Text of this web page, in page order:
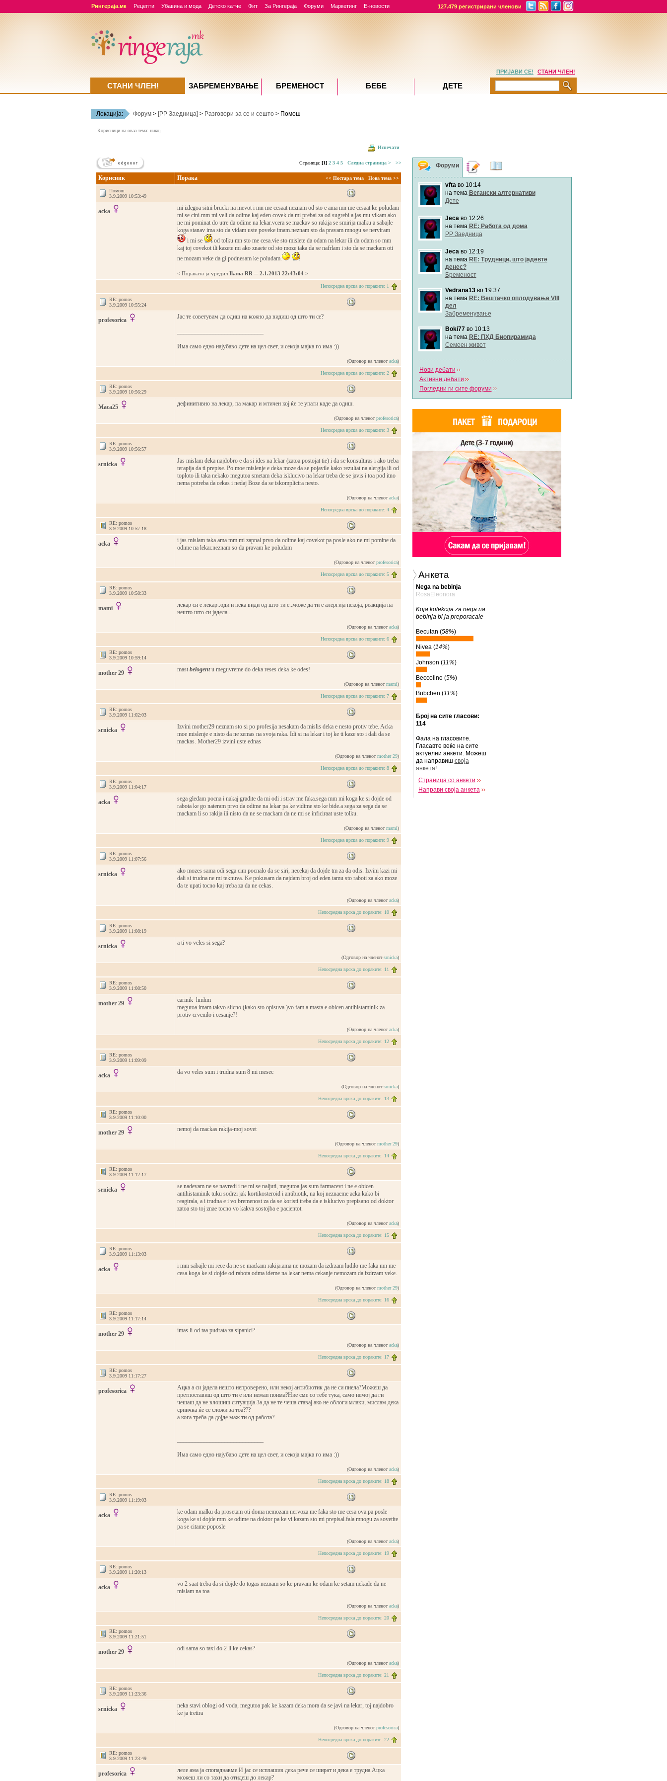
Рингераја.мк Рецепти Убавина и мода Детско катче Фит За Рингераја Форуми Маркетинг Е-новости 127.479 регистрирани членови
Локација: Форум> [РР Заедница] > Разговори за се и сешто> Помош
Корисници на оваа тема: никој
Испечати
Страница: [1] 2 3 4 5 Следна страница > >>
Корисник Порака << Постара тема Нова тема >>
Помош
3.9.2009 10:53:49
acka
mi izlegoa sitni brucki na mevot i mn me cesaat neznam od sto e ama mn me cesaat ke poludam
mi se cini.mm mi veli da odime kaj eden covek da mi prebai za od sugrebi a jas mu vikam ako
ne mi pominat do utre da odime na lekar.vcera se mackav so rakija se smirija malku a sabajle
koga stanav ima sto da vidam uste poveke imam.neznam sto da pravam mnogu se nerviram
i mi se
od tolku mn sto me cesa.vie sto mislete da odam na lekar ili da odam so mm
kaj toj covekot ili kazete mi ako znaete od sto moze taka da se nafrlam i sto da se mackam oti
ne mozam veke da gi podnesam ke poludam.
< Поракaта ја уредил Ikana RR -- 2.1.2013 22:43:04 >
Непосредна врска до пораките: 1
RE: pomos
3.9.2009 10:55:24
profesorica Јас те советувам да одиш на кожно да видиш од што ти се?
Има само едно најубаво дете на цел свет, и секоја мајка го има :))
(Одговор на членотacka)
Непосредна врска до пораките: 2
RE: pomos
3.9.2009 10:56:29
Maca25 дефинитивно на лекар, па макар и мтичен кој ќе те упати каде да одиш.
(Одговор на членотprofesorica)
Непосредна врска до пораките: 3
RE: pomos
3.9.2009 10:56:57
srnicka
Jas mislam deka najdobro e da si ides na lekar (zatoa postojat tie) i da se konsultiras i ako treba
terapija da ti prepise. Po moe mislenje e deka moze da se pojavile kako rezultat na alergija ili od
toploto ili taka nekako megutoa smetam deka isklucivo na lekar treba de se javis i toa pod itno
nema potreba da cekas i nedaj Boze da se iskomplicira nesto.
(Одговор на членотacka)
Непосредна врска до пораките: 4
RE: pomos
3.9.2009 10:57:18
acka
i jas mislam taka ama mm mi zapnal prvo da odime kaj covekot pa posle ako ne mi pomine da
odime na lekar.neznam so da pravam ke poludam
(Одговор на членотprofesorica)
Непосредна врска до пораките: 5
RE: pomos
3.9.2009 10:58:33
mami
лекар си е лекар..оди и нека види од што ти е..може да ти е алергија некоја, реакција на
нешто што си јадела...
(Одговор на членотacka)
Непосредна врска до пораките: 6
RE: pomos
3.9.2009 10:59:14
mother 29 mast belogentu meguvreme do deka reses deka ke odes!
(Одговор на членотmami)
Непосредна врска до пораките: 7
RE: pomos
3.9.2009 11:02:03
srnicka
Izvini mother29 neznam sto si po profesija nesakam da mislis deka e nesto protiv tebe. Acka
moe mislenje e nisto da ne zemas na svoja raka. Idi si na lekar i toj ke ti kaze sto i dali da se
mackas. Mother29 izvini uste ednas
(Одговор на членотmother 29)
Непосредна врска до пораките: 8
RE: pomos
3.9.2009 11:04:17
acka
sega gledam pocna i nakaj gradite da mi odi i strav me faka.sega mm mi koga ke si dojde od
rabota ke go nateram prvo da odime na lekar pa ke vidime sto ke bide.a sega za sega da se
mackam li so rakija ili nisto da ne se mackam da ne mi se inficiraat uste tolku.
(Одговор на членотmami)
Непосредна врска до пораките: 9
RE: pomos
3.9.2009 11:07:56
srnicka
ako mozes sama odi sega cim pocnalo da se siri, necekaj da dojde tm za da odis. Izvini kazi mi
dali si trudna ne mi teknuva. Ke pokusam da najdam broj od eden tamu sto raboti za ako moze
da te upati tocno kaj treba za da ne cekas.
(Одговор на членотacka)
Непосредна врска до пораките: 10
RE: pomos
3.9.2009 11:08:19
srnicka a ti vo veles si sega?
(Одговор на членотsrnicka)
Непосредна врска до пораките: 11
RE: pomos
3.9.2009 11:08:50
mother 29
carinik hmhm
megutoa imam takvo slicno (kako sto opisuva )vo fam.a masta e obicen antihistaminik za
protiv crvenilo i cesanje?!
(Одговор на членотacka)
Непосредна врска до пораките: 12
RE: pomos
3.9.2009 11:09:09
acka da vo veles sum i trudna sum 8 mi mesec
(Одговор на членотsrnicka)
Непосредна врска до пораките: 13
RE: pomos
3.9.2009 11:10:00
mother 29 nemoj da mackas rakija-moj sovet
(Одговор на членотmother 29)
Непосредна врска до пораките: 14
RE: pomos
3.9.2009 11:12:17
srnicka
se nadevam ne se navredi i ne mi se naljuti, megutoa jas sum farmacevt i ne e obicen
antihistaminik tuku sodrzi jak kortikosteroid i antibiotik, na koj neznaeme acka kako bi
reagirala, a i trudna e i vo bremenost za da se koristi treba da e isklucivo prepisano od doktor
zatoa sto toj znae tocno vo kakva sostojba e pacientot.
(Одговор на членотacka)
Непосредна врска до пораките: 15
RE: pomos
3.9.2009 11:13:03
acka
i mm sabajle mi rece da ne se mackam rakija.ama ne mozam da izdrzam ludilo me faka mn me
cesa.koga ke si dojde od rabota odma ideme na lekar nema cekanje nemozam da izdrzam veke.
(Одговор на членотmother 29)
Непосредна врска до пораките: 16
RE: pomos
3.9.2009 11:17:14
mother 29 imas li od taa pudrata za sipanici?
(Одговор на членотacka)
Непосредна врска до пораките: 17
RE: pomos
3.9.2009 11:17:27
profesorica
Ацка а си јадела нешто непроверено, или некој антибиотик да не си пиела?Можеш да
претпоставиш од што ти е или немап поима?Ние сме со тебе тука, само немој да ги
чешаш да не влошиш ситуација.За да не те чеша ставај ако не облоги млаки, мислам дека
срничка ќе се сложи за тоа???
а кога треба да дојде маж ти од работа?
Има само едно најубаво дете на цел свет, и секоја мајка го има :))
(Одговор на членотacka)
Непосредна врска до пораките: 18
RE: pomos
3.9.2009 11:19:03
acka
ke odam malku da prosetam oti doma nemozam nervoza me faka sto me cesa ova.pa posle
koga ke si dojde mm ke odime na doktor pa ke vi kazam sto mi prepisal.fala mnogu za sovetite
pa se citame poposle
(Одговор на членотacka)
Непосредна врска до пораките: 19
RE: pomos
3.9.2009 11:20:13
acka
vo 2 saat treba da si dojde do togas neznam so ke pravam ke odam ke setam nekade da ne
mislam na toa
(Одговор на членотacka)
Непосредна врска до пораките: 20
RE: pomos
3.9.2009 11:21:51
mother 29 odi sama so taxi do 2 li ke cekas?
(Одговор на членотacka)
Непосредна врска до пораките: 21
RE: pomos
3.9.2009 11:23:36
srnicka
neka stavi oblogi od voda, megutoa pak ke kazam deka mora da se javi na lekar, toj najdobro
ke ja tretira
(Одговор на членотprofesorica)
Непосредна врска до пораките: 22
RE: pomos
3.9.2009 11:23:49
profesorica
леле ама ја спопаднавме.И јас се исплашив дека рече се шират и дека е трудна.Ацка
можеш ли со тахи да отидеш до лекар?
Форуми Дневници
vftaво 10:14
на тема Вегански алтернативи
Дете
Jecaво 12:26
на тема RE: Работа од дома
РР Заедница
Jecaво 12:19
на тема RE: Трудници, што јадевте
денес?
Бременост
Vedrana13во 19:37
на тема RE: Вештачко оплодување VIII
дел
Забременување
Boki77во 10:13
на тема RE: ПХД Биопирамида
Семеен живот
Нови дебати
Активни дебати
Погледни ги сите форуми
Анкета
Nega na bebinja
RosaEleonora
Koja kolekcija za nega na
bebinja bi ja preporacale
Becutan (58%)
Nivea (14%)
Johnson (11%)
Beccolino (5%)
Bubchen (11%)
Број на сите гласови:
114
Фала на гласовите.
Гласавте веќе на сите
актуелни анкети. Можеш
да направиш своја
анкета!
Страница со анкети
Направи своја анкета
ПРИЈАВИ СЕ! СТАНИ ЧЛЕН!
СТАНИ ЧЛЕН! ЗАБРЕМЕНУВАЊE БРЕМЕНОСТ БЕБЕ ДЕТЕ